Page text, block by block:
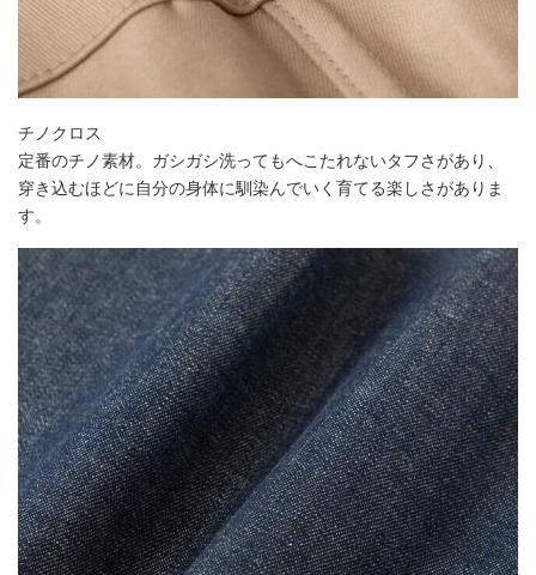
チノクロス
定番のチノ素材。ガシガシ洗ってもへこたれないタフさがあり、
穿き込むほどに自分の身体に馴染んでいく育てる楽しさがありま
す。